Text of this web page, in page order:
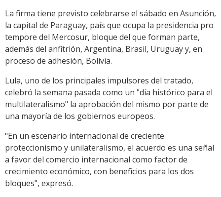
La firma tiene previsto celebrarse el sábado en Asunción,
la capital de Paraguay, país que ocupa la presidencia pro
tempore del Mercosur, bloque del que forman parte,
además del anfitrión, Argentina, Brasil, Uruguay y, en
proceso de adhesión, Bolivia.
Lula, uno de los principales impulsores del tratado,
celebró la semana pasada como un "día histórico para el
multilateralismo" la aprobación del mismo por parte de
una mayoría de los gobiernos europeos.
"En un escenario internacional de creciente
proteccionismo y unilateralismo, el acuerdo es una señal
a favor del comercio internacional como factor de
crecimiento económico, con beneficios para los dos
bloques", expresó.